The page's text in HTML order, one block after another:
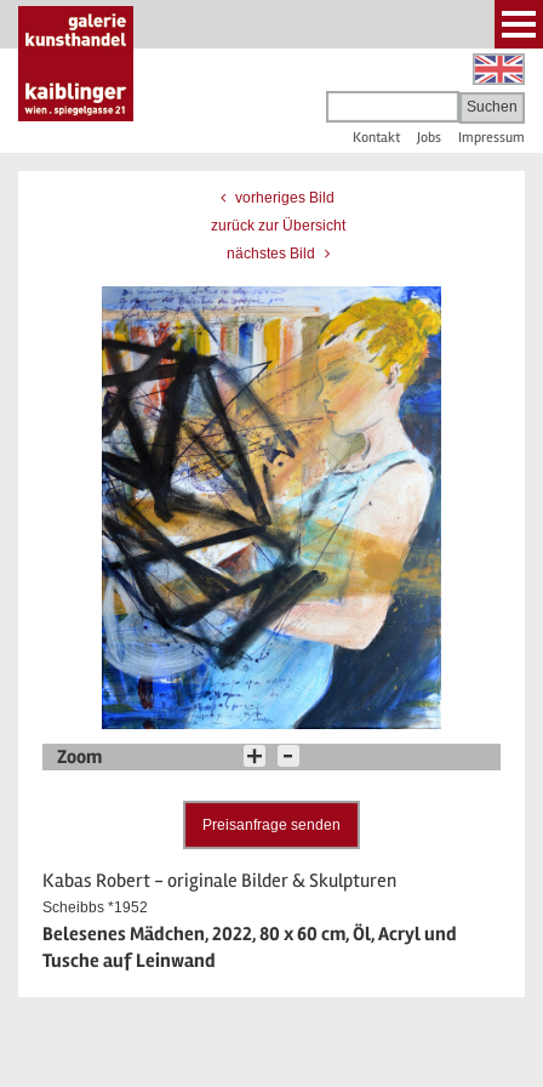
Kontakt Jobs Impressum
vorheriges Bild
zurück zur Übersicht
nächstes Bild
Zoom
Preisanfrage senden
Kabas Robert - originale Bilder & Skulpturen
Scheibbs *1952
Belesenes Mädchen, 2022, 80 x 60 cm, Öl, Acryl und
Tusche auf Leinwand